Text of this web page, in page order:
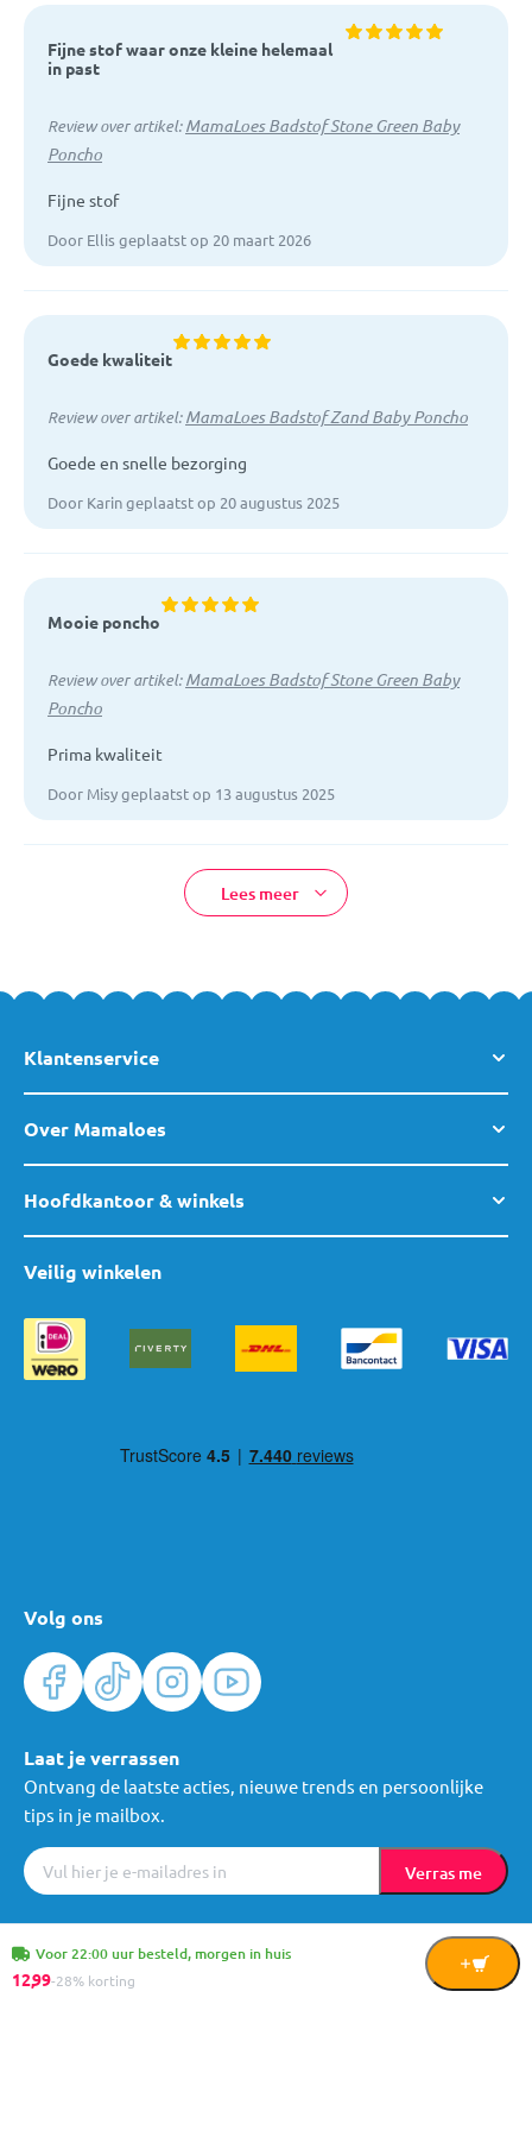
Fijne stof waar onze kleine helemaal
in past
Review over artikel:MamaLoes Badstof Stone Green Baby
Poncho
Fijne stof
Door Ellis geplaatst op 20 maart 2026
Goede kwaliteit
Review over artikel:MamaLoes Badstof Zand Baby Poncho
Goede en snelle bezorging
Door Karin geplaatst op 20 augustus 2025
Mooie poncho
Review over artikel:MamaLoes Badstof Stone Green Baby
Poncho
Prima kwaliteit
Door Misy geplaatst op 13 augustus 2025
Lees meer
Voor 22:00 uur besteld, morgen in huis
12,99-28% korting
In
Klantenservice
Over Mamaloes
Hoofdkantoor & winkels
Volg ons
Veilig winkelen
Laat je verrassen
Ontvang de laatste acties, nieuwe trends en persoonlijke
tips in je mailbox.
Verras me
Algemene voorwaarden Privacy © Mama Loes & Kids B.V.